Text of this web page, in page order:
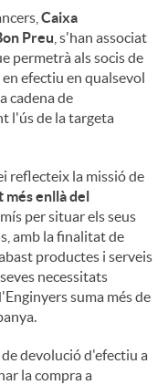
Caixa
Preu , s'han associat
permetrà als socis de
efectiu en qualsevol
cadena de
l'ús de la targeta
reflecteix la missió de
enllà del
per situar els seus
amb la finalitat de
productes i serveis
necessitats
suma més de
devolució d'efectiu a
la compra a